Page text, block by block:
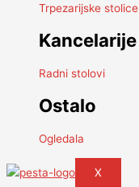
Trpezarijske stolice
Kancelarije
Radni stolovi
Ostalo
Ogledala
X